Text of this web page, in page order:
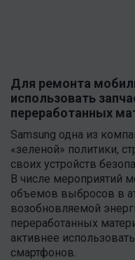
Для ремонта
использовать
переработанных
Samsung одна из
«зеленой» политики,
своих устройств
В числе мероприятий
объемов выбросов в
возобновляемой
переработанных
активнее
смартфонов.